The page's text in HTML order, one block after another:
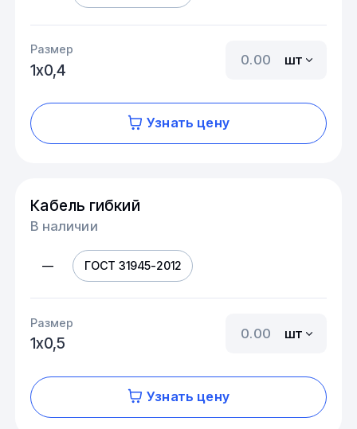
Размер
1х0,4
шт
Узнать цену
Кабель гибкий
В наличии
— ГОСТ 31945-2012
Размер
1х0,5
шт
Узнать цену